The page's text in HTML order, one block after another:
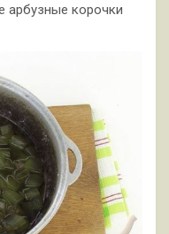
арбузные корочки